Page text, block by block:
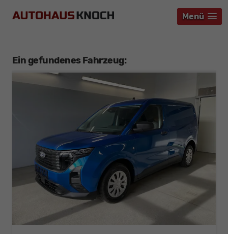
Menü
Menü
Menü
Ein gefundenes Fahrzeug: